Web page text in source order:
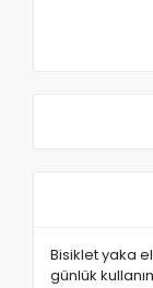
Bisiklet yaka
günlük